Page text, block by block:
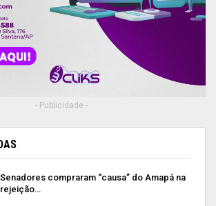
- Publicidade -
Senadores compraram “causa” do Amapá na
rejeição…